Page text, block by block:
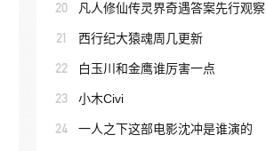
20 凡人修仙传灵界奇遇答案先行观察
21 西行纪大猿魂周几更新
22 白玉川和金鹰谁厉害一点
23 小木Civi
24 一人之下这部电影沈冲是谁演的